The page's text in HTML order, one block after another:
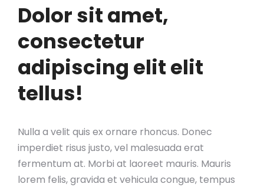
Dolor sit amet,
consectetur
adipiscing elit elit
tellus!
Nulla a velit quis ex ornare rhoncus. Donec
imperdiet risus justo, vel malesuada erat
fermentum at. Morbi at laoreet mauris. Mauris
lorem felis, gravida et vehicula congue, tempus